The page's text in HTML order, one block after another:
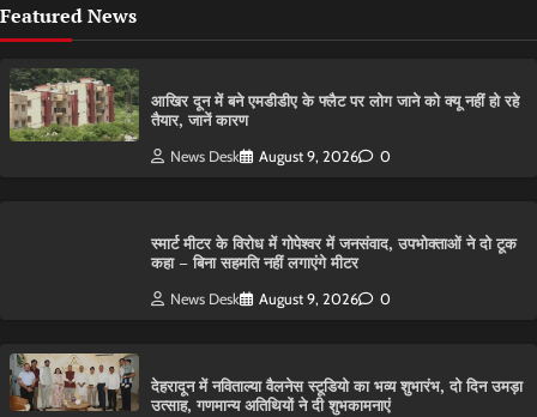
Featured News
आ​खिर दून में बने एमडीडीए के फ्लैट पर लोग जाने को क्यू नहीं हो रहे
तैयार, जानें कारण
News Desk August 9, 2026 0
स्मार्ट मीटर के विरोध में गोपेश्वर में जनसंवाद, उपभोक्ताओं ने दो टूक
कहा – बिना सहमति नहीं लगाएंगे मीटर
News Desk August 9, 2026 0
देहरादून में नविताल्या वैलनेस स्टूडियो का भव्य शुभारंभ, दो दिन उमड़ा
उत्साह, गणमान्य अतिथियों ने दी शुभकामनाएं